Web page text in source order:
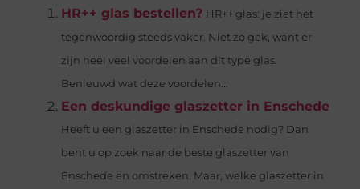
HR++ glas bestellen? HR++ glas: je ziet het
tegenwoordig steeds vaker. Niet zo gek, want er
zijn heel veel voordelen aan dit type glas.
Benieuwd wat deze voordelen...
Een deskundige glaszetter in Enschede
Heeft u een glaszetter in Enschede nodig? Dan
bent u op zoek naar de beste glaszetter van
Enschede en omstreken. Maar, welke glaszetter in